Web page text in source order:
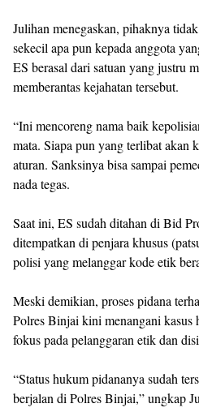
Julihan menegaskan, pihaknya
sekecil apa pun kepada anggota
ES berasal dari satuan yang justru
memberantas kejahatan tersebut.
“Ini mencoreng nama baik
mata. Siapa pun yang terlibat akan
aturan. Sanksinya bisa sampai
nada tegas.
Saat ini, ES sudah ditahan di Bid
ditempatkan di penjara khusus
polisi yang melanggar kode etik
Meski demikian, proses pidana
Polres Binjai kini menangani kasus
fokus pada pelanggaran etik dan
“Status hukum pidananya sudah
berjalan di Polres Binjai,” ungkap